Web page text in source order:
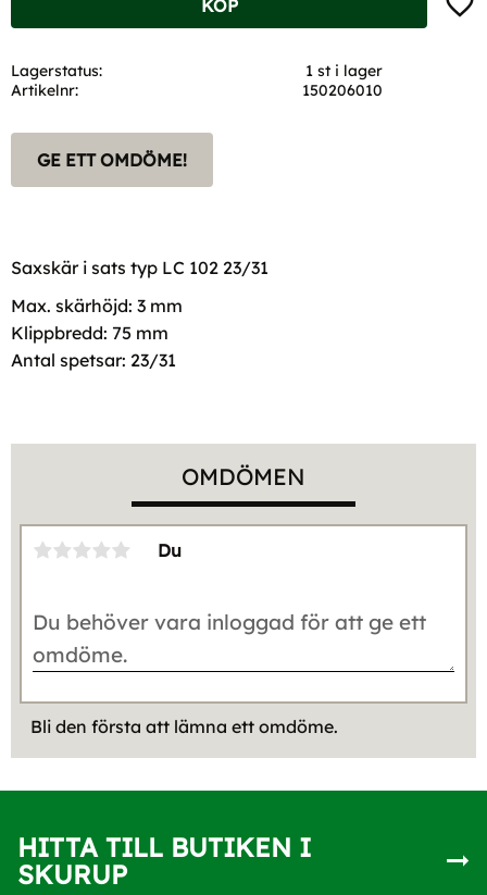
KÖP
Lagerstatus
1 st i lager
Artikelnr
150206010
GE ETT OMDÖME!
Saxskär i sats typ LC 102 23/31
Max. skärhöjd: 3 mm
Klippbredd: 75 mm
Antal spetsar: 23/31
OMDÖMEN
Du
Bli den första att lämna ett omdöme.
HITTA TILL BUTIKEN I
SKURUP